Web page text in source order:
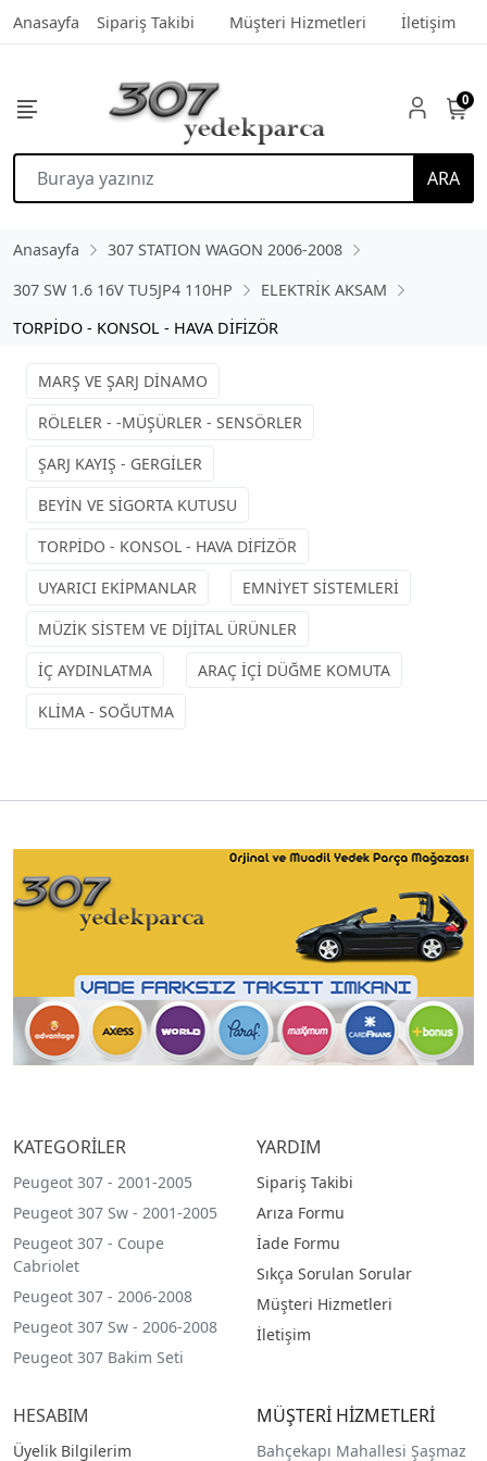
Anasayfa Sipariş Takibi Müşteri Hizmetleri İletişim
ARA
0
Anasayfa
307 STATION WAGON 2006-2008
307 SW 1.6 16V TU5JP4 110HP
ELEKTRİK AKSAM
TORPİDO - KONSOL - HAVA DİFİZÖR
MARŞ VE ŞARJ DİNAMO
RÖLELER - -MÜŞÜRLER - SENSÖRLER
ŞARJ KAYIŞ - GERGİLER
BEYİN VE SİGORTA KUTUSU
TORPİDO - KONSOL - HAVA DİFİZÖR
UYARICI EKİPMANLAR
EMNİYET SİSTEMLERİ
MÜZİK SİSTEM VE DİJİTAL ÜRÜNLER
İÇ AYDINLATMA
ARAÇ İÇİ DÜĞME KOMUTA
KLİMA - SOĞUTMA
KATEGORİLER
Peugeot 307 - 2001-2005
Peugeot 307 Sw - 2001-2005
Peugeot 307 - Coupe
Cabriolet
Peugeot 307 - 2006-2008
Peugeot 307 Sw - 2006-2008
Peugeot 307 Bakim Seti
YARDIM
Sipariş Takibi
Arıza Formu
İade Formu
Sıkça Sorulan Sorular
Müşteri Hizmetleri
İletişim
HESABIM
Üyelik Bilgilerim
MÜŞTERİ HİZMETLERİ
Bahçekapı Mahallesi Şaşmaz